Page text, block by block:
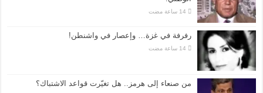
رفرفة في غزة… وإعصار في واشنطن!
من صنعاء إلى هرمز.. هل تغيّرت قواعد الاشتباك؟